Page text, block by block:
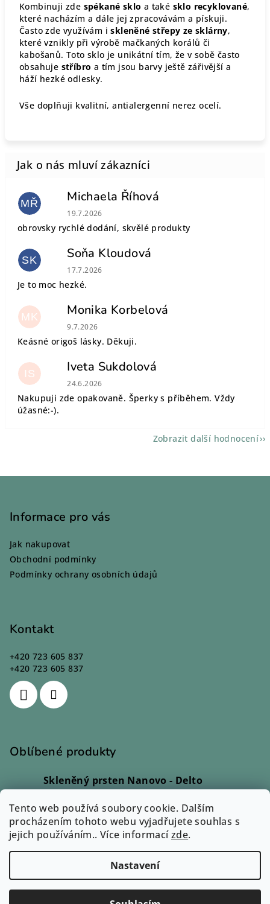
Tento web používá soubory cookie. Dalším
procházením tohoto webu vyjadřujete souhlas s
jejich používáním.. Více informacízde.
Nastavení
Kombinuji zde spékané sklo a také sklo recyklované,
které nacházím a dále jej zpracovávám a pískuji.
Často zde využívám iskleněné střepy ze sklárny,
které vznikly při výrobě mačkaných korálů či
kabošanů. Toto sklo je unikátní tím, že v sobě často
obsahuje stříbro a tím jsou barvy ještě zářivější a
háží hezké odlesky.
Vše doplňuji kvalitní, antialergenní nerez ocelí.
MŘ Michaela Říhová
Hodnocení obchodu je 5 z 5 hvězdiček.
19.7.2026
obrovsky rychlé dodání, skvělé produkty
SK Soňa Kloudová
Hodnocení obchodu je 5 z 5 hvězdiček.
17.7.2026
Je to moc hezké.
MK Monika Korbelová
Hodnocení obchodu je 5 z 5 hvězdiček.
9.7.2026
Keásné origoš lásky. Děkuji.
IS Iveta Sukdolová
Hodnocení obchodu je 5 z 5 hvězdiček.
24.6.2026
Nakupuji zde opakovaně. Šperky s příběhem. Vždy
úžasné:-).
Zobrazit další hodnocení
Informace pro vás
Jak nakupovat
Obchodní podmínky
Podmínky ochrany osobních údajů
Kontakt
+420 723 605 837
+420 723 605 837
Oblíbené produkty
Skleněný prsten Nanovo - Delto
Skleněný prsten - Lio
Hodnocení produktu je 5 z 5 hvězdiček.
| Monika Svobodová
Přívěsek Sázavín - Cara
Hodnocení produktu je 3 z 5 hvězdiček.
Eva Petrová
Copyright 2026Zuzum.cz. Všechna práva vyhrazena.